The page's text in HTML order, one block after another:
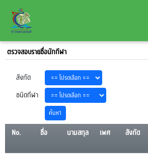
ตรวจสอบรายชื่อนักกีฬา
สังกัด
ชนิดกีฬา
No. ชื่อ นามสกุล เพศ สังกัด